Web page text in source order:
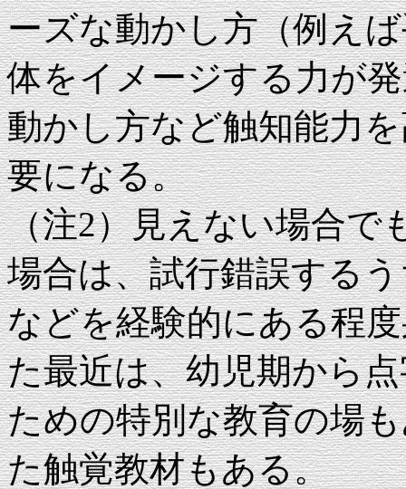
ーズな動かし方（例え
体をイメージする力が
動かし方など触知能力
要になる。
（注2）見えない場合で
場合は、試行錯誤する
などを経験的にある程
た最近は、幼児期から
ための特別な教育の場
た触覚教材もある。